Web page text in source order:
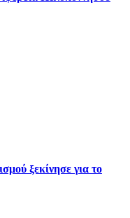
ξεκίνησε για το